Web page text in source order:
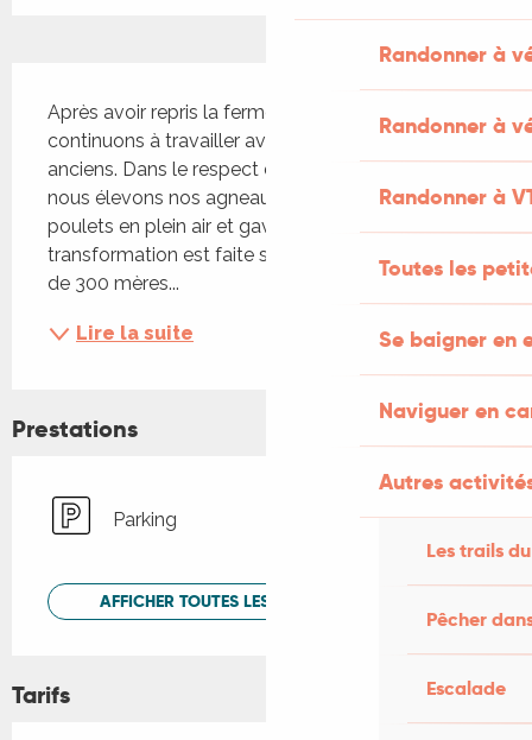
Randonner à
Randonner à
Randonner à
Toutes les
Se baigner en
Naviguer en
Autres
Les trails
Pêcher
Escalade
Après avoir repris la ferme de mes parents nous
continuons à travailler avec le savoir faire de nos
anciens. Dans le respect des règles sanitaires
nous élevons nos agneaux sous la mère, des
poulets en plein air et gavons nos canards. La
transformation est faite sur place. Notre élevage
de 300 mères...
Lire la suite
Prestations
Parking
AFFICHER TOUTES LES PRESTATIONS
Tarifs